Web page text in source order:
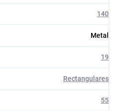
140
Metal
19
Rectangulares
55